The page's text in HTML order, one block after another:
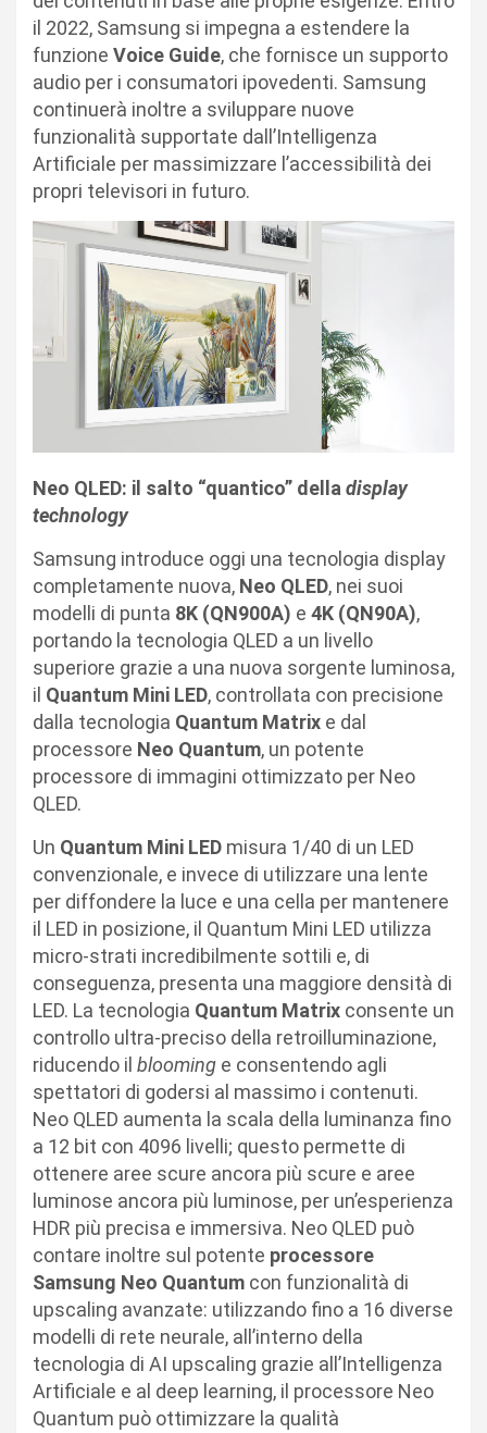
il 2022, Samsung si impegna a estendere la
funzione Voice Guide, che fornisce un supporto
audio per i consumatori ipovedenti. Samsung
continuerà inoltre a sviluppare nuove
funzionalità supportate dall’Intelligenza
Artificiale per massimizzare l’accessibilità dei
propri televisori in futuro.
Neo QLED: il salto “quantico” delladisplay
technology
Samsung introduce oggi una tecnologia display
completamente nuova, Neo QLED, nei suoi
modelli di punta 8K (QN900A) e 4K (QN90A),
portando la tecnologia QLED a un livello
superiore grazie a una nuova sorgente luminosa,
il Quantum Mini LED, controllata con precisione
dalla tecnologia Quantum Matrix e dal
processore Neo Quantum, un potente
processore di immagini ottimizzato per Neo
QLED.
Un Quantum Mini LED misura 1/40 di un LED
convenzionale, e invece di utilizzare una lente
per diffondere la luce e una cella per mantenere
il LED in posizione, il Quantum Mini LED utilizza
micro-strati incredibilmente sottili e, di
conseguenza, presenta una maggiore densità di
LED. La tecnologia Quantum Matrix consente un
controllo ultra-preciso della retroilluminazione,
riducendo il blooming e consentendo agli
spettatori di godersi al massimo i contenuti.
Neo QLED aumenta la scala della luminanza fino
a 12 bit con 4096 livelli; questo permette di
ottenere aree scure ancora più scure e aree
luminose ancora più luminose, per un’esperienza
HDR più precisa e immersiva. Neo QLED può
contare inoltre sul potente processore
Samsung Neo Quantum con funzionalità di
upscaling avanzate: utilizzando fino a 16 diverse
modelli di rete neurale, all’interno della
tecnologia di AI upscaling grazie all’Intelligenza
Artificiale e al deep learning, il processore Neo
Quantum può ottimizzare la qualità